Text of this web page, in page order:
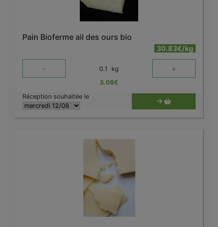
Pain Bioferme ail des ours bio
30.83€/kg
- 0.1 kg +
3.08€
Réception souhaitée le